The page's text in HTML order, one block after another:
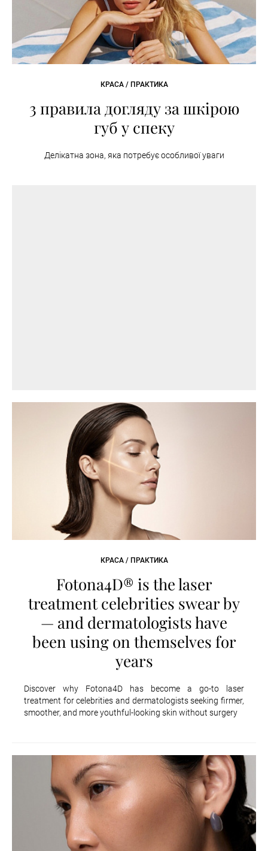
КРАСА / ПРАКТИКА
3 правила догляду за шкірою
губ у спеку
Делікатна зона, яка потребує особливої уваги
КРАСА / ПРАКТИКА
Fotona4D® is the laser
treatment celebrities swear by
— and dermatologists have
been using on themselves for
years
Discover why Fotona4D has become a go-to laser
treatment for celebrities and dermatologists seeking firmer,
smoother, and more youthful-looking skin without surgery